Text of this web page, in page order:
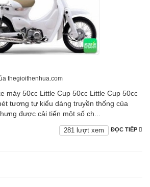
thegioithenhua.com
máy 50cc Little Cup 50cc Little Cup 50cc
tương tự kiểu dáng truyền thống của
được cải tiến một số ch...
ĐỌC TIẾP
281 lượt xem